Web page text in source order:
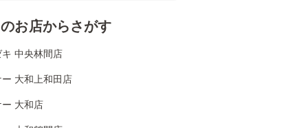
お店からさがす
中央林間店
大和上和田店
大和店